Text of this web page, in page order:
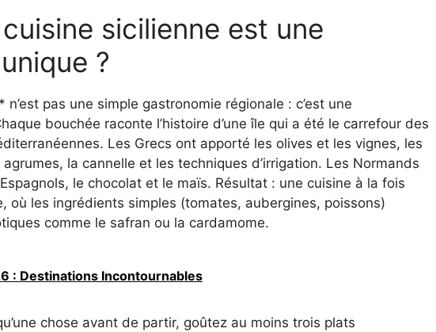
sicilienne est une
?
pas une simple gastronomie régionale : c’est une
bouchée raconte l’histoire d’une île qui a été le carrefour des
Les Grecs ont apporté les olives et les vignes, les
la cannelle et les techniques d’irrigation. Les Normands
le chocolat et le maïs. Résultat : une cuisine à la fois
où les ingrédients simples (tomates, aubergines, poissons)
comme le safran ou la cardamome.
: Destinations Incontournables
chose avant de partir, goûtez au moins trois plats